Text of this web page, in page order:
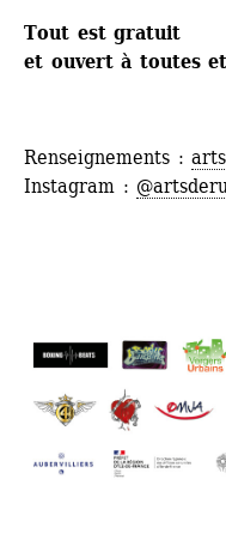
Tout est gratuit
et ouvert à toutes
Renseignements :
Instagram :